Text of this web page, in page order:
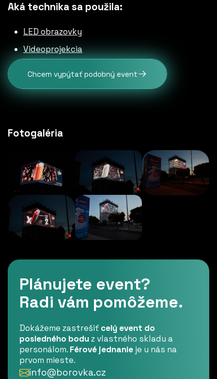
Aká technika sa použila:
LED obrazovky
Videoprojekcia
Chcem vypýtať podobný event
Fotogaléria
Plánujete event?
Radi vám pomôžeme.
Dokážeme zastrešiť celý event do
posledného boduz vlastného skladu a
personálom. Férové jednanie je u nás na
prvom mieste.
info@borovka.cz